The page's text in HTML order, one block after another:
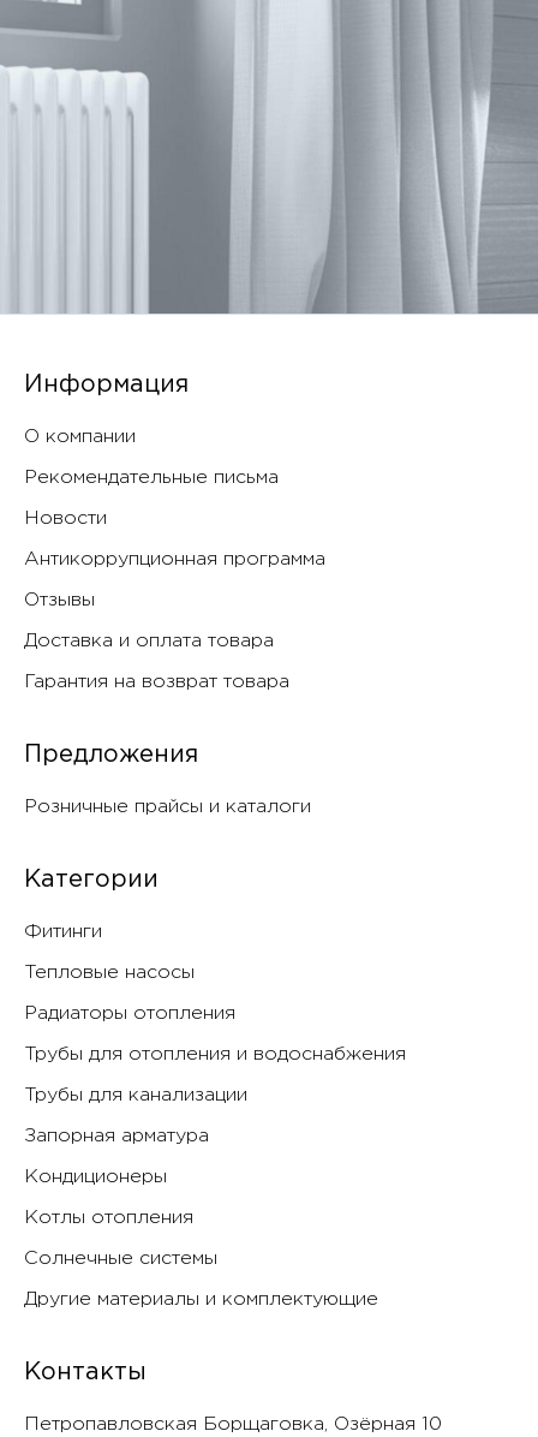
Информация
О компании
Рекомендательные письма
Новости
Антикоррупционная программа
Отзывы
Доставка и оплата товара
Гарантия на возврат товара
Предложения
Розничные прайсы и каталоги
Категории
Фитинги
Тепловые насосы
Радиаторы отопления
Трубы для отопления и водоснабжения
Трубы для канализации
Запорная арматура
Кондиционеры
Котлы отопления
Солнечные системы
Другие материалы и комплектующие
Контакты
Петропавловская Борщаговка, Озëрная 10